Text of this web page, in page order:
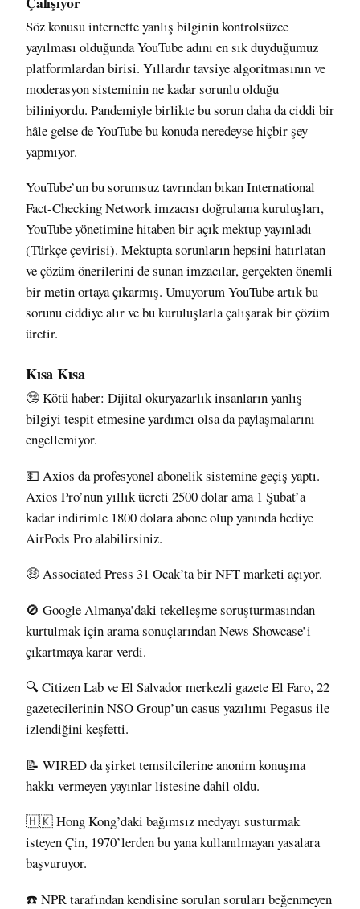
Söz konusu internette yanlış bilginin kontrolsüzce
yayılması olduğunda YouTube adını en sık duyduğumuz
platformlardan birisi. Yıllardır tavsiye algoritmasının ve
moderasyon sisteminin ne kadar sorunlu olduğu
biliniyordu. Pandemiyle birlikte bu sorun daha da ciddi bir
hâle gelse de YouTube bu konuda neredeyse hiçbir şey
yapmıyor.
YouTube’un bu sorumsuz tavrından bıkan International
Fact-Checking Network imzacısı doğrulama kuruluşları,
YouTube yönetimine hitaben bir açık mektupyayınladı
(Türkçe çevirisi). Mektupta sorunların hepsini hatırlatan
ve çözüm önerilerini de sunan imzacılar, gerçekten önemli
bir metin ortaya çıkarmış. Umuyorum YouTube artık bu
sorunu ciddiye alır ve bu kuruluşlarla çalışarak bir çözüm
üretir.
Kısa Kısa
🤥 Kötü haber: Dijital okuryazarlık insanların yanlış
bilgiyi tespit etmesine yardımcı olsa da paylaşmalarını
engellemiyor.
💵 Axios da profesyonel abonelik sistemine geçiş yaptı.
Axios Pro’nun yıllık ücreti 2500 dolar ama 1 Şubat’a
kadar indirimle 1800 dolara abone olup yanında hediye
AirPods Pro alabilirsiniz.
🤑 Associated Press 31 Ocak’ta bir NFT marketi açıyor.
🚫 Google Almanya’daki tekelleşme soruşturmasından
kurtulmak için arama sonuçlarından News Showcase’i
çıkartmayakarar verdi.
🔍Citizen Labve El Salvador merkezli gazete El Faro, 22
gazetecilerinin NSO Group’un casus yazılımı Pegasus ile
izlendiğini keşfetti.
📝 WIRED da şirket temsilcilerine anonim konuşma
hakkı vermeyen yayınlar listesinedahil oldu.
🇭🇰 Hong Kong’daki bağımsız medyayı susturmak
isteyen Çin, 1970’lerden bu yana kullanılmayan yasalara
başvuruyor.
☎️ NPR tarafından kendisine sorulan soruları beğenmeyen